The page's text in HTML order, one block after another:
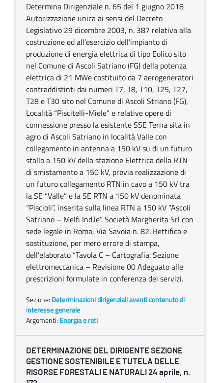
Determina Dirigenziale n. 65 del 1 giugno 2018
Autorizzazione unica ai sensi del Decreto
Legislativo 29 dicembre 2003, n. 387 relativa alla
costruzione ed all’esercizio dell’impianto di
produzione di energia elettrica di tipo Eolico sito
nel Comune di Ascoli Satriano (FG) della potenza
elettrica di 21 MWe costituito da 7 aerogeneratori
contraddistinti dai numeri T7, T8, T10, T25, T27,
T28 e T30 sito nel Comune di Ascoli Striano (FG),
Località “Piscitelli-Miele” e relative opere di
connessione presso la esistente SSE Terna sita in
agro di Ascoli Satriano in località Valle con
collegamento in antenna a 150 kV su di un futuro
stallo a 150 kV della stazione Elettrica della RTN
di smistamento a 150 kV, previa realizzazione di
un futuro collegamento RTN in cavo a 150 kV tra
la SE “Valle” e la SE RTN a 150 kV denominata
“Piscioli”, inserita sulla linea RTN a 150 kV “Ascoli
Satriano – Melfi Ind.le”. Società Margherita Srl con
sede legale in Roma, Via Savoia n. 82. Rettifica e
sostituzione, per mero errore di stampa,
dell’elaborato “Tavola C – Cartografia: Sezione
elettromeccanica – Revisione 00 Adeguato alle
prescrizioni formulate in conferenza dei servizi.
Sezione: Determinazioni dirigenziali aventi contenuto di
interesse generale
Argomenti: Energia e reti
DETERMINAZIONE DEL DIRIGENTE SEZIONE
GESTIONE SOSTENIBILE E TUTELA DELLE
RISORSE FORESTALI E NATURALI 24 aprile, n.